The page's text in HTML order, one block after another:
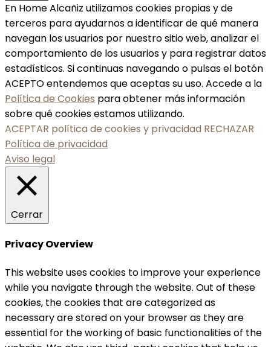
En Home Alcañiz utilizamos cookies propias y de
terceros para ayudarnos a identificar de qué manera
navegan los usuarios por nuestro sitio web, analizar el
comportamiento de los usuarios y para registrar datos
estadísticos. Si continuas navegando o pulsas el botón
ACEPTO entendemos que aceptas su uso. Accede a la
Política de Cookies para obtener más información
sobre qué cookies estamos utilizando.
ACEPTAR política de cookies y privacidad RECHAZAR
Política de privacidad
Aviso legal
Cerrar
Privacy Overview
This website uses cookies to improve your experience
while you navigate through the website. Out of these
cookies, the cookies that are categorized as
necessary are stored on your browser as they are
essential for the working of basic functionalities of the